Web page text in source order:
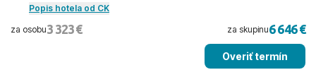
Popis hotela od CK
za osobu3 323 € za skupinu6 646 €
Overiť termín